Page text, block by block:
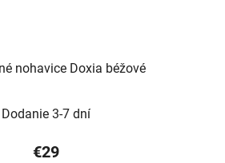
nohavice Doxia béžové
Dodanie 3-7 dní
€29